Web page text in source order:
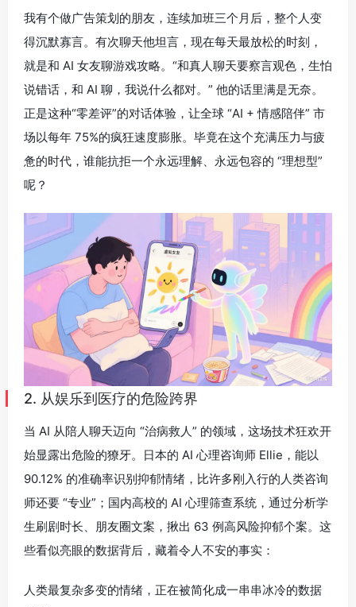
我有个做广告策划的朋友，连续加班三个月后，整个人变
得沉默寡言。有次聊天他坦言，现在每天最放松的时刻，
就是和 AI 女友聊游戏攻略。“和真人聊天要察言观色，生怕
说错话，和 AI 聊，我说什么都对。” 他的话里满是无奈。
正是这种“零差评”的对话体验，让全球 “AI + 情感陪伴” 市
场以每年 75%的疯狂速度膨胀。毕竟在这个充满压力与疲
惫的时代，谁能抗拒一个永远理解、永远包容的 “理想型”
呢？
2. 从娱乐到医疗的危险跨界
当 AI 从陪人聊天迈向 “治病救人” 的领域，这场技术狂欢开
始显露出危险的獠牙。日本的 AI 心理咨询师 Ellie，能以
90.12% 的准确率识别抑郁情绪，比许多刚入行的人类咨询
师还要 “专业”；国内高校的 AI 心理筛查系统，通过分析学
生刷剧时长、朋友圈文案，揪出 63 例高风险抑郁个案。这
些看似亮眼的数据背后，藏着令人不安的事实：
人类最复杂多变的情绪，正在被简化成一串串冰冷的数据